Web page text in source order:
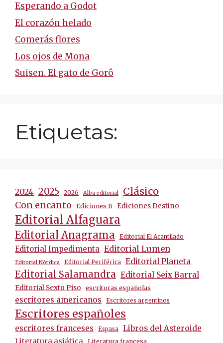
Esperando a Godot
El corazón helado
Comerás flores
Los ojos de Mona
Suisen. El gato de Gorô
Etiquetas:
2024 2025 2026 Alba editorial Clásico
Con encanto Ediciones B Ediciones Destino
Editorial Alfaguara
Editorial Anagrama Editorial El Acantilado
Editorial Impedimenta Editorial Lumen
Editorial Nórdica Editorial Periférica Editorial Planeta
Editorial Salamandra Editorial Seix Barral
Editorial Sexto Piso escritoras españolas
escritores americanos Escritores argentinos
Escritores españoles
escritores franceses Espasa Libros del Asteroide
Literatura asiática Literatura francesa